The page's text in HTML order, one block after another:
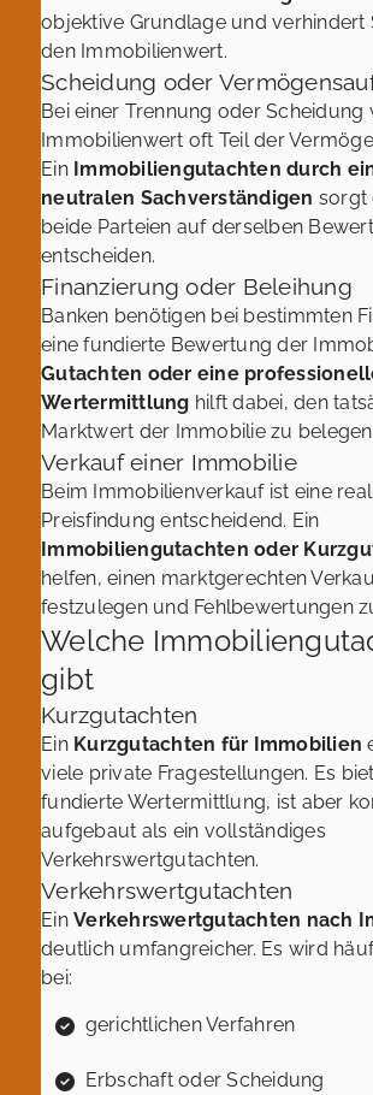
objektive Grundlage und verhindert
den Immobilienwert.
Scheidung oder
Bei einer Trennung oder Scheidung
Immobilienwert oft Teil der
Ein Immobiliengutachten durch
neutralen Sachverständigen sorgt
beide Parteien auf derselben
entscheiden.
Finanzierung oder Beleihung
Banken benötigen bei bestimmten
eine fundierte Bewertung der
Gutachten oder eine
Wertermittlung hilft dabei, den
Marktwert der Immobilie zu
Verkauf einer Immobilie
Beim Immobilienverkauf ist eine
Preisfindung entscheidend. Ein
Immobiliengutachten oder
helfen, einen marktgerechten
festzulegen und Fehlbewertungen
Welche
gibt
Kurzgutachten
Ein Kurzgutachten für Immobilien
viele private Fragestellungen. Es
fundierte Wertermittlung, ist aber
aufgebaut als ein vollständiges
Verkehrswertgutachten.
Verkehrswertgutachten
EinVerkehrswertgutachten nach
deutlich umfangreicher. Es wird
bei:
gerichtlichen Verfahren
Erbschaft oder Scheidung